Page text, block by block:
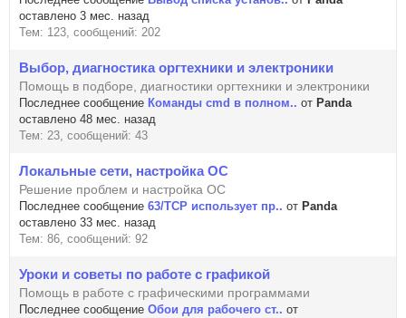
оставлено 3 мес. назад
Тем: 123, сообщений: 202
Выбор, диагностика оргтехники и электроники
Помощь в подборе, диагностики оргтехники и электроники
Последнее сообщение Команды cmd в полном.. от Panda
оставлено 48 мес. назад
Тем: 23, сообщений: 43
Локальные сети, настройка ОС
Решение проблем и настройка ОС
Последнее сообщение 63/TCP использует пр.. от Panda
оставлено 33 мес. назад
Тем: 86, сообщений: 92
Уроки и советы по работе с графикой
Помощь в работе с графическими программами
Последнее сообщение Обои для рабочего ст.. от